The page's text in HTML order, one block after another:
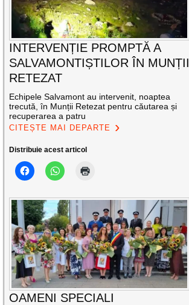
INTERVENȚIE PROMPTĂ A
SALVAMONTIȘTILOR ÎN MUNȚII
RETEZAT
Echipele Salvamont au intervenit, noaptea
trecută, în Munții Retezat pentru căutarea și
recuperarea a patru
CITEȘTE MAI DEPARTE
Distribuie acest articol
OAMENI SPECIALI